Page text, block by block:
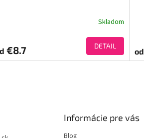
Skladom
€8.7 DETAIL
od
Informácie pre vás
Blog